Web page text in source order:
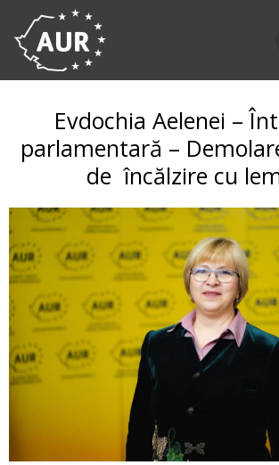
Evdochia Aelenei –
parlamentară –
de încălzire cu